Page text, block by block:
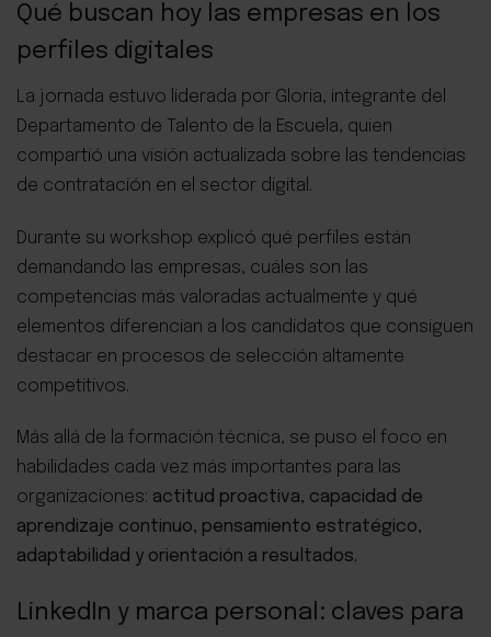
Qué buscan hoy las empresas en los
perfiles digitales
La jornada estuvo liderada por Gloria, integrante del
Departamento de Talento de la Escuela, quien
compartió una visión actualizada sobre las tendencias
de contratación en el sector digital.
Durante su workshop explicó qué perfiles están
demandando las empresas, cuáles son las
competencias más valoradas actualmente y qué
elementos diferencian a los candidatos que consiguen
destacar en procesos de selección altamente
competitivos.
Más allá de la formación técnica, se puso el foco en
habilidades cada vez más importantes para las
organizaciones: actitud proactiva, capacidad de
aprendizaje continuo, pensamiento estratégico,
adaptabilidad y orientación a resultados.
LinkedIn y marca personal: claves para